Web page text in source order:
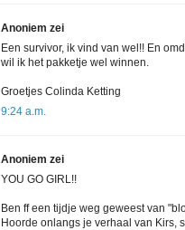
Anoniem zei
Een survivor, ik vind van wel!! En
wil ik het pakketje wel winnen.
Groetjes Colinda Ketting
9:24 a.m.
Anoniem zei
YOU GO GIRL!!
Ben ff een tijdje weg geweest van
Hoorde onlangs je verhaal van Kirs,